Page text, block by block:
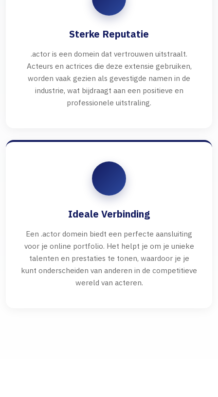
Sterke Reputatie
.actor is een domein dat vertrouwen uitstraalt.
Acteurs en actrices die deze extensie gebruiken,
worden vaak gezien als gevestigde namen in de
industrie, wat bijdraagt aan een positieve en
professionele uitstraling.
Ideale Verbinding
Een .actor domein biedt een perfecte aansluiting
voor je online portfolio. Het helpt je om je unieke
talenten en prestaties te tonen, waardoor je je
kunt onderscheiden van anderen in de competitieve
wereld van acteren.